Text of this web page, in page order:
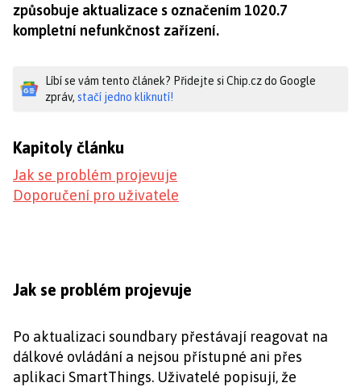
způsobuje aktualizace s označením 1020.7
kompletní nefunkčnost zařízení.
Líbí se vám tento článek? Přidejte si Chip.cz do Google
zpráv, stačí jedno kliknutí!
Kapitoly článku
Jak se problém projevuje
Doporučení pro uživatele
Jak se problém projevuje
Po aktualizaci soundbary přestávají reagovat na
dálkové ovládání a nejsou přístupné ani přes
aplikaci SmartThings. Uživatelé popisují, že